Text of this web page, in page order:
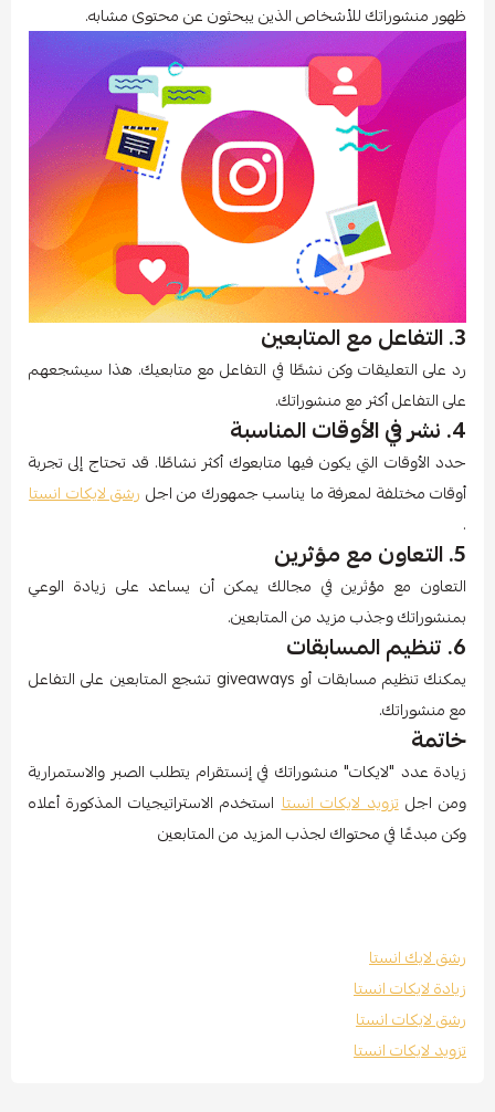
ظهور منشوراتك للأشخاص الذين يبحثون عن محتوى مشابه.
3. التفاعل مع المتابعين
رد على التعليقات وكن نشطًا في التفاعل مع متابعيك. هذا سيشجعهم
على التفاعل أكثر مع منشوراتك.
4. نشر في الأوقات المناسبة
حدد الأوقات التي يكون فيها متابعوك أكثر نشاطًا. قد تحتاج إلى تجربة
أوقات مختلفة لمعرفة ما يناسب جمهورك من اجل رشق لايكات انستا
.
5. التعاون مع مؤثرين
التعاون مع مؤثرين في مجالك يمكن أن يساعد على زيادة الوعي
بمنشوراتك وجذب مزيد من المتابعين.
6. تنظيم المسابقات
يمكنك تنظيم مسابقات أو giveaways تشجع المتابعين على التفاعل
مع منشوراتك.
خاتمة
زيادة عدد "لايكات" منشوراتك في إنستقرام يتطلب الصبر والاستمرارية
ومن اجلتزويد لايكات انستااستخدم الاستراتيجيات المذكورة أعلاه
وكن مبدعًا في محتواك لجذب المزيد من المتابعين
رشق لايك انستا
زيادة لايكات انستا
رشق لايكات انستا
تزويد لايكات انستا